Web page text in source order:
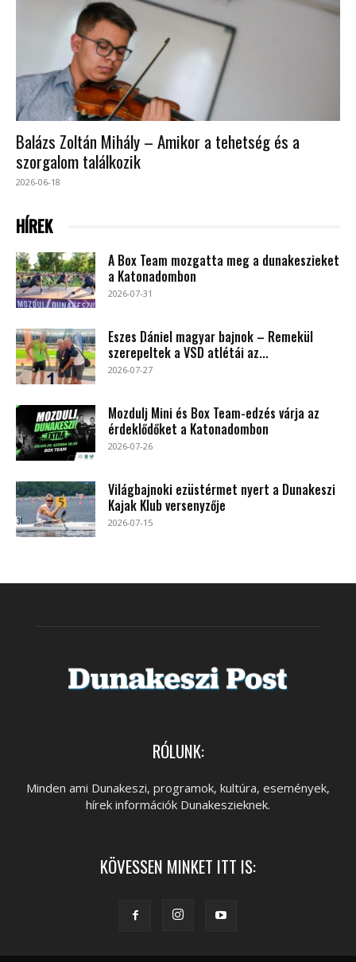
Balázs Zoltán Mihály – Amikor a tehetség és a
szorgalom találkozik
2026-06-18
HÍREK
A Box Team mozgatta meg a dunakeszieket
a Katonadombon
2026-07-31
Eszes Dániel magyar bajnok – Remekül
szerepeltek a VSD atlétái az...
2026-07-27
Mozdulj Mini és Box Team-edzés várja az
érdeklődőket a Katonadombon
2026-07-26
Világbajnoki ezüstérmet nyert a Dunakeszi
Kajak Klub versenyzője
2026-07-15
RÓLUNK:
Minden ami Dunakeszi, programok, kultúra, események,
hírek információk Dunakeszieknek.
KÖVESSEN MINKET ITT IS: